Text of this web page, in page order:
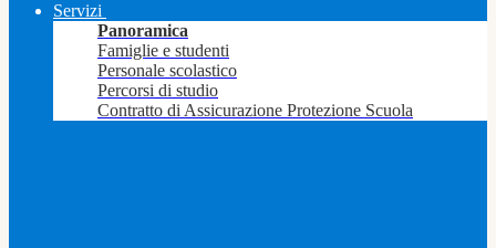
Servizi
Panoramica
Famiglie e studenti
Personale scolastico
Percorsi di studio
Contratto di Assicurazione Protezione Scuola